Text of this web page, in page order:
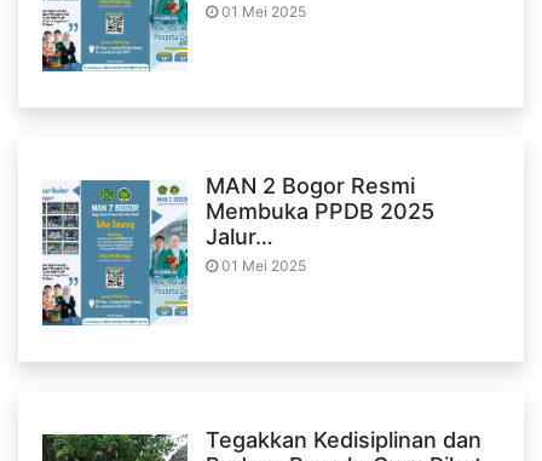
01 Mei 2025
MAN 2 Bogor Resmi
Membuka PPDB 2025
Jalur…
01 Mei 2025
Tegakkan Kedisiplinan dan